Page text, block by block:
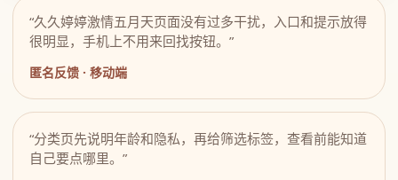
“久久婷婷激情五月天页面没有过多干扰，入口和提示放得
很明显，手机上不用来回找按钮。”
匿名反馈 · 移动端
“分类页先说明年龄和隐私，再给筛选标签，查看前能知道
自己要点哪里。”